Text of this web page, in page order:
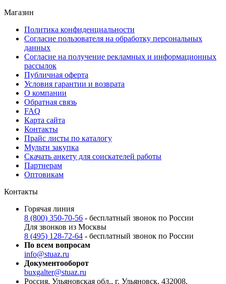
Магазин
Политика конфиденциальности
Согласие пользователя на обработку персональных
данных
Согласие на получение рекламных и информационных
рассылок
Публичная оферта
Условия гарантии и возврата
О компании
Обратная связь
FAQ
Карта сайта
Контакты
Прайс листы по каталогу
Мульти закупка
Скачать анкету для соискателей работы
Партнерам
Оптовикам
Контакты
Горячая линия
8 (800) 350-70-56 - бесплатный звонок по России
Для звонков из Москвы
8 (495) 128-72-64 - бесплатный звонок по России
По всем вопросам
info@stuaz.ru
Документооборот
buxgalter@stuaz.ru
Россия, Ульяновская обл., г. Ульяновск, 432008,